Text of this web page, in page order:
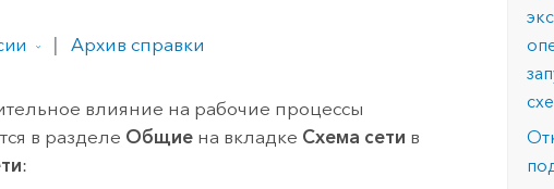
Изучить
Все истории
позволили
Прочитать
Архив справки
влияние на рабочие процессы
в разделе Общие на вкладке Схема сети в
: